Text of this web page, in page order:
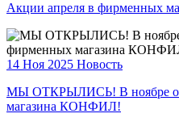
Акции апреля в фирменных
14 Ноя 2025 Новость
МЫ ОТКРЫЛИСЬ! В ноябре
магазина КОНФИЛ!